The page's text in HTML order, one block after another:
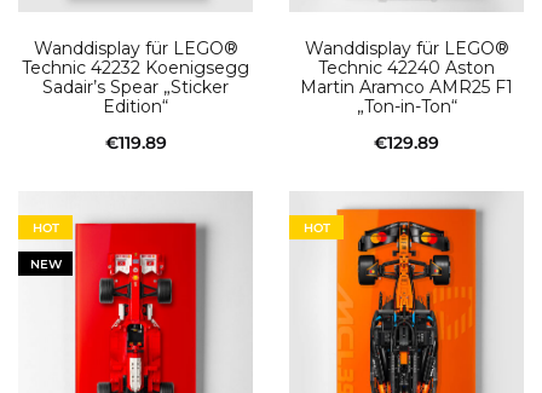
Wanddisplay für LEGO®
Technic 42232 Koenigsegg
Sadair’s Spear „Sticker
Edition“
€119.89
Wanddisplay für LEGO®
Technic 42240 Aston
Martin Aramco AMR25 F1
„Ton-in-Ton“
€129.89
HOT
NEW
HOT